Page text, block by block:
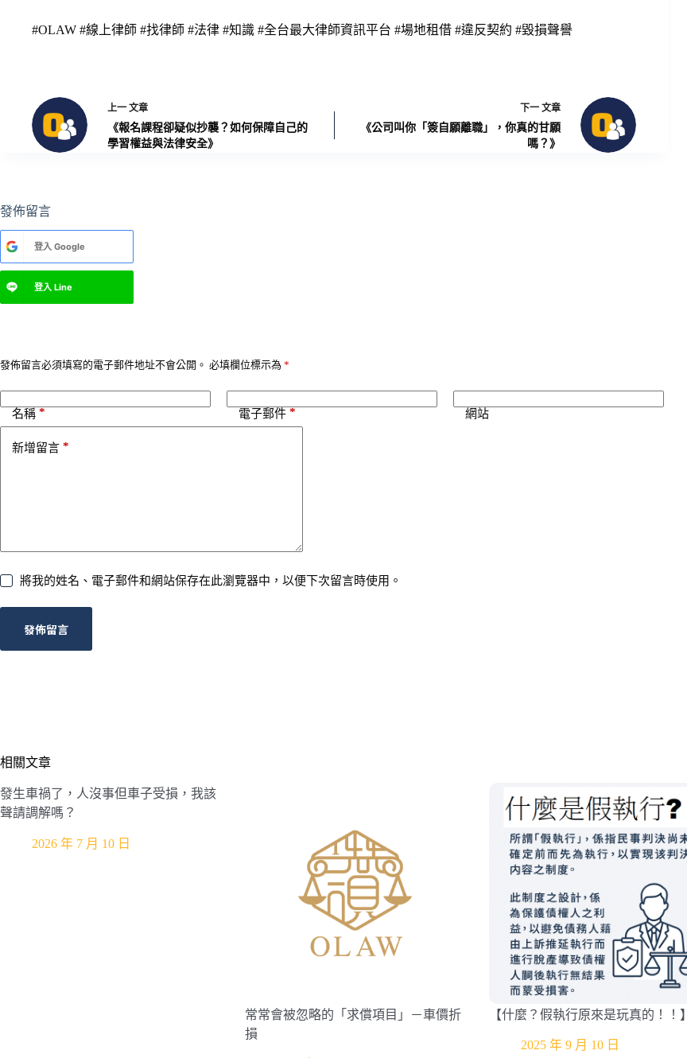
#OLAW #線上律師 #找律師 #法律 #知識 #全台最大律師資訊平台 #場地租借 #違反契約 #毀損聲譽
上一 文章
《報名課程卻疑似抄襲？如何保障自己的
學習權益與法律安全》
下一 文章
《公司叫你「簽自願離職」，你真的甘願
嗎？》
發佈留言
登入 Google
登入 Line
發佈留言必須填寫的電子郵件地址不會公開。 必填欄位標示為 *
名稱 * 電子郵件 * 網站
新增留言 *
將我的姓名、電子郵件和網站保存在此瀏覽器中，以便下次留言時使用。
發佈留言
A
t
n
v
:
相關文章
發生車禍了，人沒事但車子受損，我該
聲請調解嗎？
2026 年 7 月 10 日
常常會被忽略的「求償項目」－車價折
損
【什麼？假執行原來是玩真的！！】
2025 年 9 月 10 日